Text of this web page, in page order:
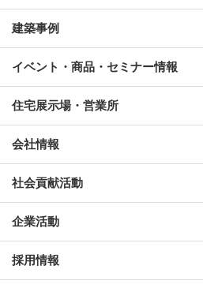
建築事例
イベント・商品・セミナー情報
住宅展示場・営業所
会社情報
社会貢献活動
企業活動
採用情報